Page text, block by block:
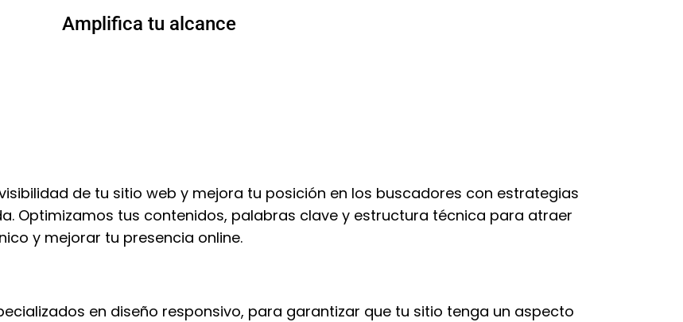
Amplifica tu alcance
de tu sitio web y mejora tu posición en los buscadores con estrategias
Optimizamos tus contenidos, palabras clave y estructura técnica para atraer
y mejorar tu presencia online.
en diseño responsivo, para garantizar que tu sitio tenga un aspecto